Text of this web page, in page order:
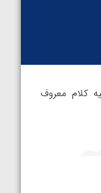
کلام معروف